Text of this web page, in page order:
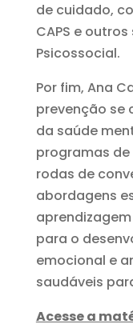
de cuidado,
CAPS e
Psicossocial.
Por fim, Ana
prevenção se
da saúde
programas
rodas de
abordagens
para o
emocional e
saudáveis
Acesse a